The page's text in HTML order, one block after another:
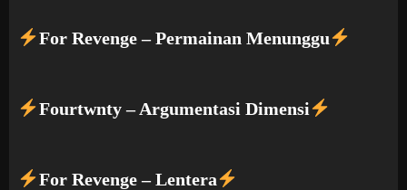
For Revenge – Permainan Menunggu
Fourtwnty – Argumentasi Dimensi
For Revenge – Lentera